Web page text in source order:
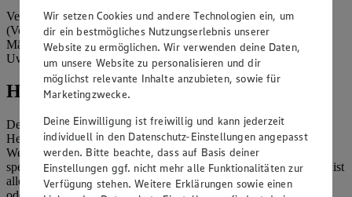
Vertretungsberechtigte: Rainer Huber (Sprecher)
(Vorstandsmitglied), Klaus Fickert (Vorstandsmitglied), Jürgen
Mäder (Vorstandsmitglied), Patrick Mogck (Vorstandsmitglied),
Uwe Kohler
Hinweise
Der Inhalt dieser Website ist urheberrechtlich geschützt. Der
Herausgeber gewährt Ihnen jedoch das Recht, den auf dieser
Website bereitgestellten Text ganz oder ausschnittsweise zu
speichern und zu vervielfältigen. Aus Gründen des Urheberrechts ist
allerdings die Speicherung und Vervielfältigung von Bildmaterial
Wir setzen Cookies und andere Technologien ein, um
dir ein bestmögliches Nutzungserlebnis unserer
Website zu ermöglichen. Wir verwenden deine Daten,
um unsere Website zu personalisieren und dir
möglichst relevante Inhalte anzubieten, sowie für
Marketingzwecke.
Deine Einwilligung ist freiwillig und kann jederzeit
individuell in den Datenschutz-Einstellungen angepasst
werden. Bitte beachte, dass auf Basis deiner
Einstellungen ggf. nicht mehr alle Funktionalitäten zur
Verfügung stehen. Weitere Erklärungen sowie einen